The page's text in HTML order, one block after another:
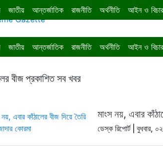
জাতীয় আন্তর্জাতিক রাজনীতি অর্থনীতি আইন ও বিচার
জাতীয় আন্তর্জাতিক রাজনীতি অর্থনীতি আইন ও বিচার
বীজ প্রকাশিত সব খবর
মাংস নয়, এবার
ডেস্ক রিপোর্ট | বুধবার,